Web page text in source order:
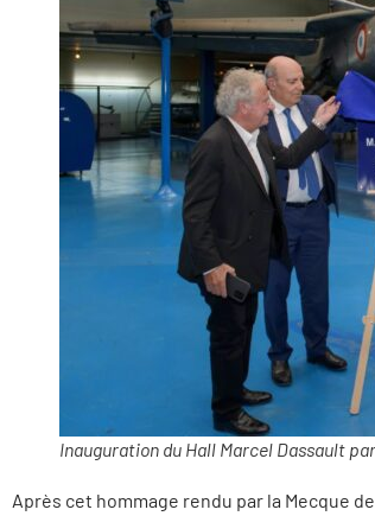
Inauguration du Hall Marcel Dassault
Après cet hommage rendu par la Mecque